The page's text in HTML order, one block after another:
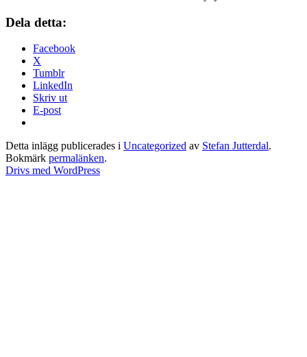
Dela detta:
Facebook
X
Tumblr
LinkedIn
Skriv ut
E-post
Detta inlägg publicerades i Uncategorized av Stefan Jutterdal.
Bokmärk permalänken.
Drivs med WordPress